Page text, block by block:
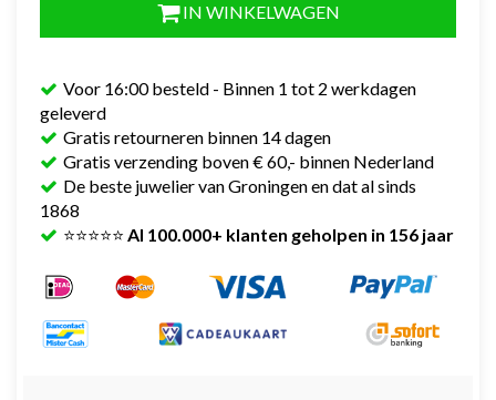
IN WINKELWAGEN
Voor 16:00 besteld - Binnen 1 tot 2 werkdagen
geleverd
Gratis retourneren binnen 14 dagen
Gratis verzending boven € 60,- binnen Nederland
De beste juwelier van Groningen en dat al sinds
1868
⭐⭐⭐⭐⭐ Al 100.000+ klanten geholpen in 156 jaar